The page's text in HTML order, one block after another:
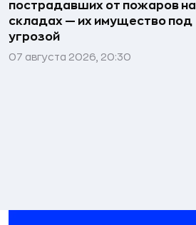
пострадавших от пожаров на
складах — их имущество под
угрозой
07 августа 2026, 20:30